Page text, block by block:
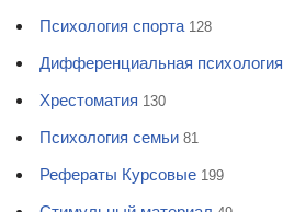
Психология спорта 128
Дифференциальная психология
Хрестоматия 130
Психология семьи 81
Рефераты Курсовые 199